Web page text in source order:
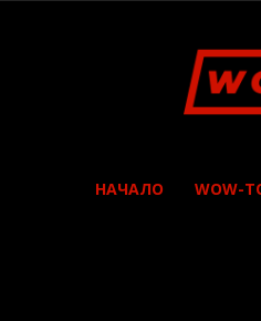
НАЧАЛО WOW-